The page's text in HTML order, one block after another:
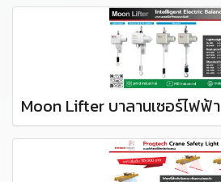
Moon Lifter บาลานเซอร์ไฟฟ้า